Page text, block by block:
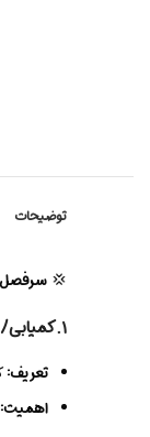
توضیحات
💢
۱. کمیابی/ انتخاب و تصمیم‌گیری (Scarcity / Choice and Decision-Making):
تعریف:
اهمیت: